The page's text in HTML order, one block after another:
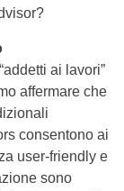
ai lavori”
affermare che
consentono ai
user-friendly e
sono